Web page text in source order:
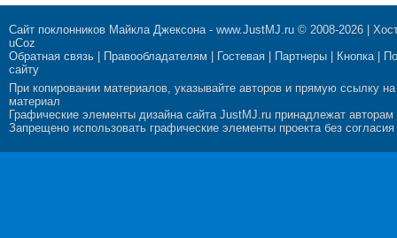
Сайт поклонников Майкла Джексона- www.JustMJ.ru © 2008-2026 |
uCoz
Обратная связь
Правообладателям Гостевая Партнеры Кнопка|
сайту
При копировании материалов, указывайте авторов и прямую ссылку на
материал
Графические элементы дизайна сайта JustMJ.ru принадлежат авторам
Запрещено использовать графические элементы проекта без согласия